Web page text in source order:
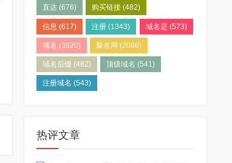
直达 (676) 购买链接 (482)
信息 (617) 注册 (1343) 域名是 (573)
域名 (3920) 聚名网 (2086)
域名后缀 (482) 顶级域名 (541)
注册域名 (543)
热评文章